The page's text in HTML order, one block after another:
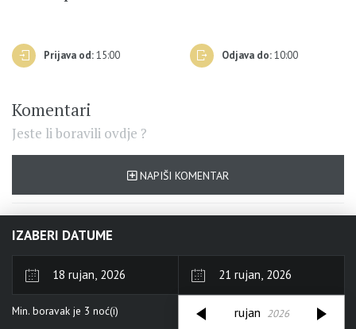
Prijava od:15:00 Odjava do:10:00
Komentari
Jeste li boravili ovdje ?
NAPIŠI KOMENTAR
IZABERI DATUME
rujan
rujan 2026
Min. boravak je 3 noć(i)